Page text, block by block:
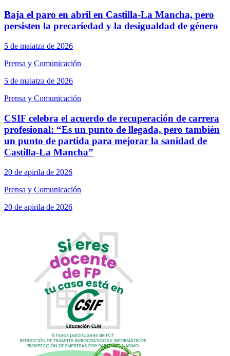
Baja el paro en abril en Castilla-La Mancha, pero
persisten la precariedad y la desigualdad de género
5 de maiatza de 2026
Prensa y Comunicación
5 de maiatza de 2026
Prensa y Comunicación
CSIF celebra el acuerdo de recuperación de carrera
profesional: “Es un punto de llegada, pero también
un punto de partida para mejorar la sanidad de
Castilla-La Mancha”
20 de apirila de 2026
Prensa y Comunicación
20 de apirila de 2026